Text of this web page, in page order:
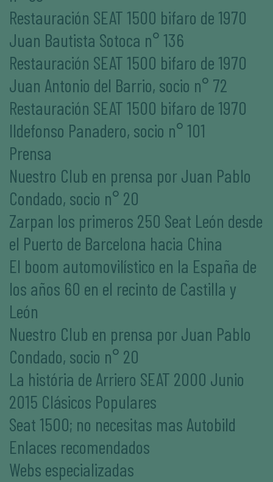
Restauración SEAT 1500 bifaro de 1970
Juan Bautista Sotoca n° 136
Restauración SEAT 1500 bifaro de 1970
Juan Antonio del Barrio, socio n° 72
Restauración SEAT 1500 bifaro de 1970
Ildefonso Panadero, socio n° 101
Prensa
Nuestro Club en prensa por Juan Pablo
Condado, socio n° 20
Zarpan los primeros 250 Seat León desde
el Puerto de Barcelona hacia China
El boom automovilístico en la España de
los años 60 en el recinto de Castilla y
León
Nuestro Club en prensa por Juan Pablo
Condado, socio n° 20
La história de Arriero SEAT 2000 Junio
2015 Clásicos Populares
Seat 1500; no necesitas mas Autobild
Enlaces recomendados
Webs especializadas